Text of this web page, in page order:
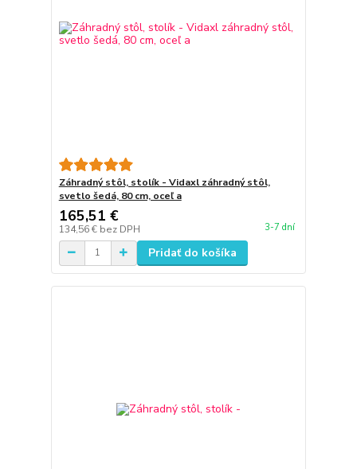
Záhradný stôl, stolík - Vidaxl záhradný stôl,
svetlo šedá, 80 cm, oceľ a
165,51 €
134,56 € bez DPH 3-7 dní
Pridať do košíka